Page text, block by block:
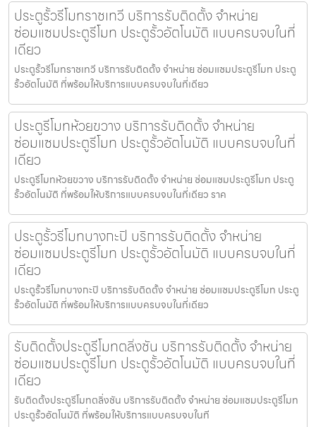
ประตูรั้วรีโมทราชเทวี บริการรับติดตั้ง จำหน่าย
ซ่อมแซมประตูรีโมท ประตูรั้วอัตโนมัติ แบบครบจบในที่
เดียว
ประตูรั้วรีโมทราชเทวี บริการรับติดตั้ง จำหน่าย ซ่อมแซมประตูรีโมท ประตู
รั้วอัตโนมัติ ที่พร้อมให้บริการแบบครบจบในที่เดียว
ประตูรีโมทห้วยขวาง บริการรับติดตั้ง จำหน่าย
ซ่อมแซมประตูรีโมท ประตูรั้วอัตโนมัติ แบบครบจบในที่
เดียว
ประตูรีโมทห้วยขวาง บริการรับติดตั้ง จำหน่าย ซ่อมแซมประตูรีโมท ประตู
รั้วอัตโนมัติ ที่พร้อมให้บริการแบบครบจบในที่เดียว ราค
ประตูรั้วรีโมทบางกะปิ บริการรับติดตั้ง จำหน่าย
ซ่อมแซมประตูรีโมท ประตูรั้วอัตโนมัติ แบบครบจบในที่
เดียว
ประตูรั้วรีโมทบางกะปิ บริการรับติดตั้ง จำหน่าย ซ่อมแซมประตูรีโมท ประตู
รั้วอัตโนมัติ ที่พร้อมให้บริการแบบครบจบในที่เดียว
รับติดตั้งประตูรีโมทตลิ่งชัน บริการรับติดตั้ง จำหน่าย
ซ่อมแซมประตูรีโมท ประตูรั้วอัตโนมัติ แบบครบจบในที่
เดียว
รับติดตั้งประตูรีโมทตลิ่งชัน บริการรับติดตั้ง จำหน่าย ซ่อมแซมประตูรีโมท
ประตูรั้วอัตโนมัติ ที่พร้อมให้บริการแบบครบจบในที